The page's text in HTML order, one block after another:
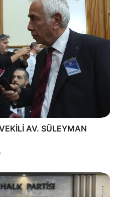
AV. SÜLEYMAN